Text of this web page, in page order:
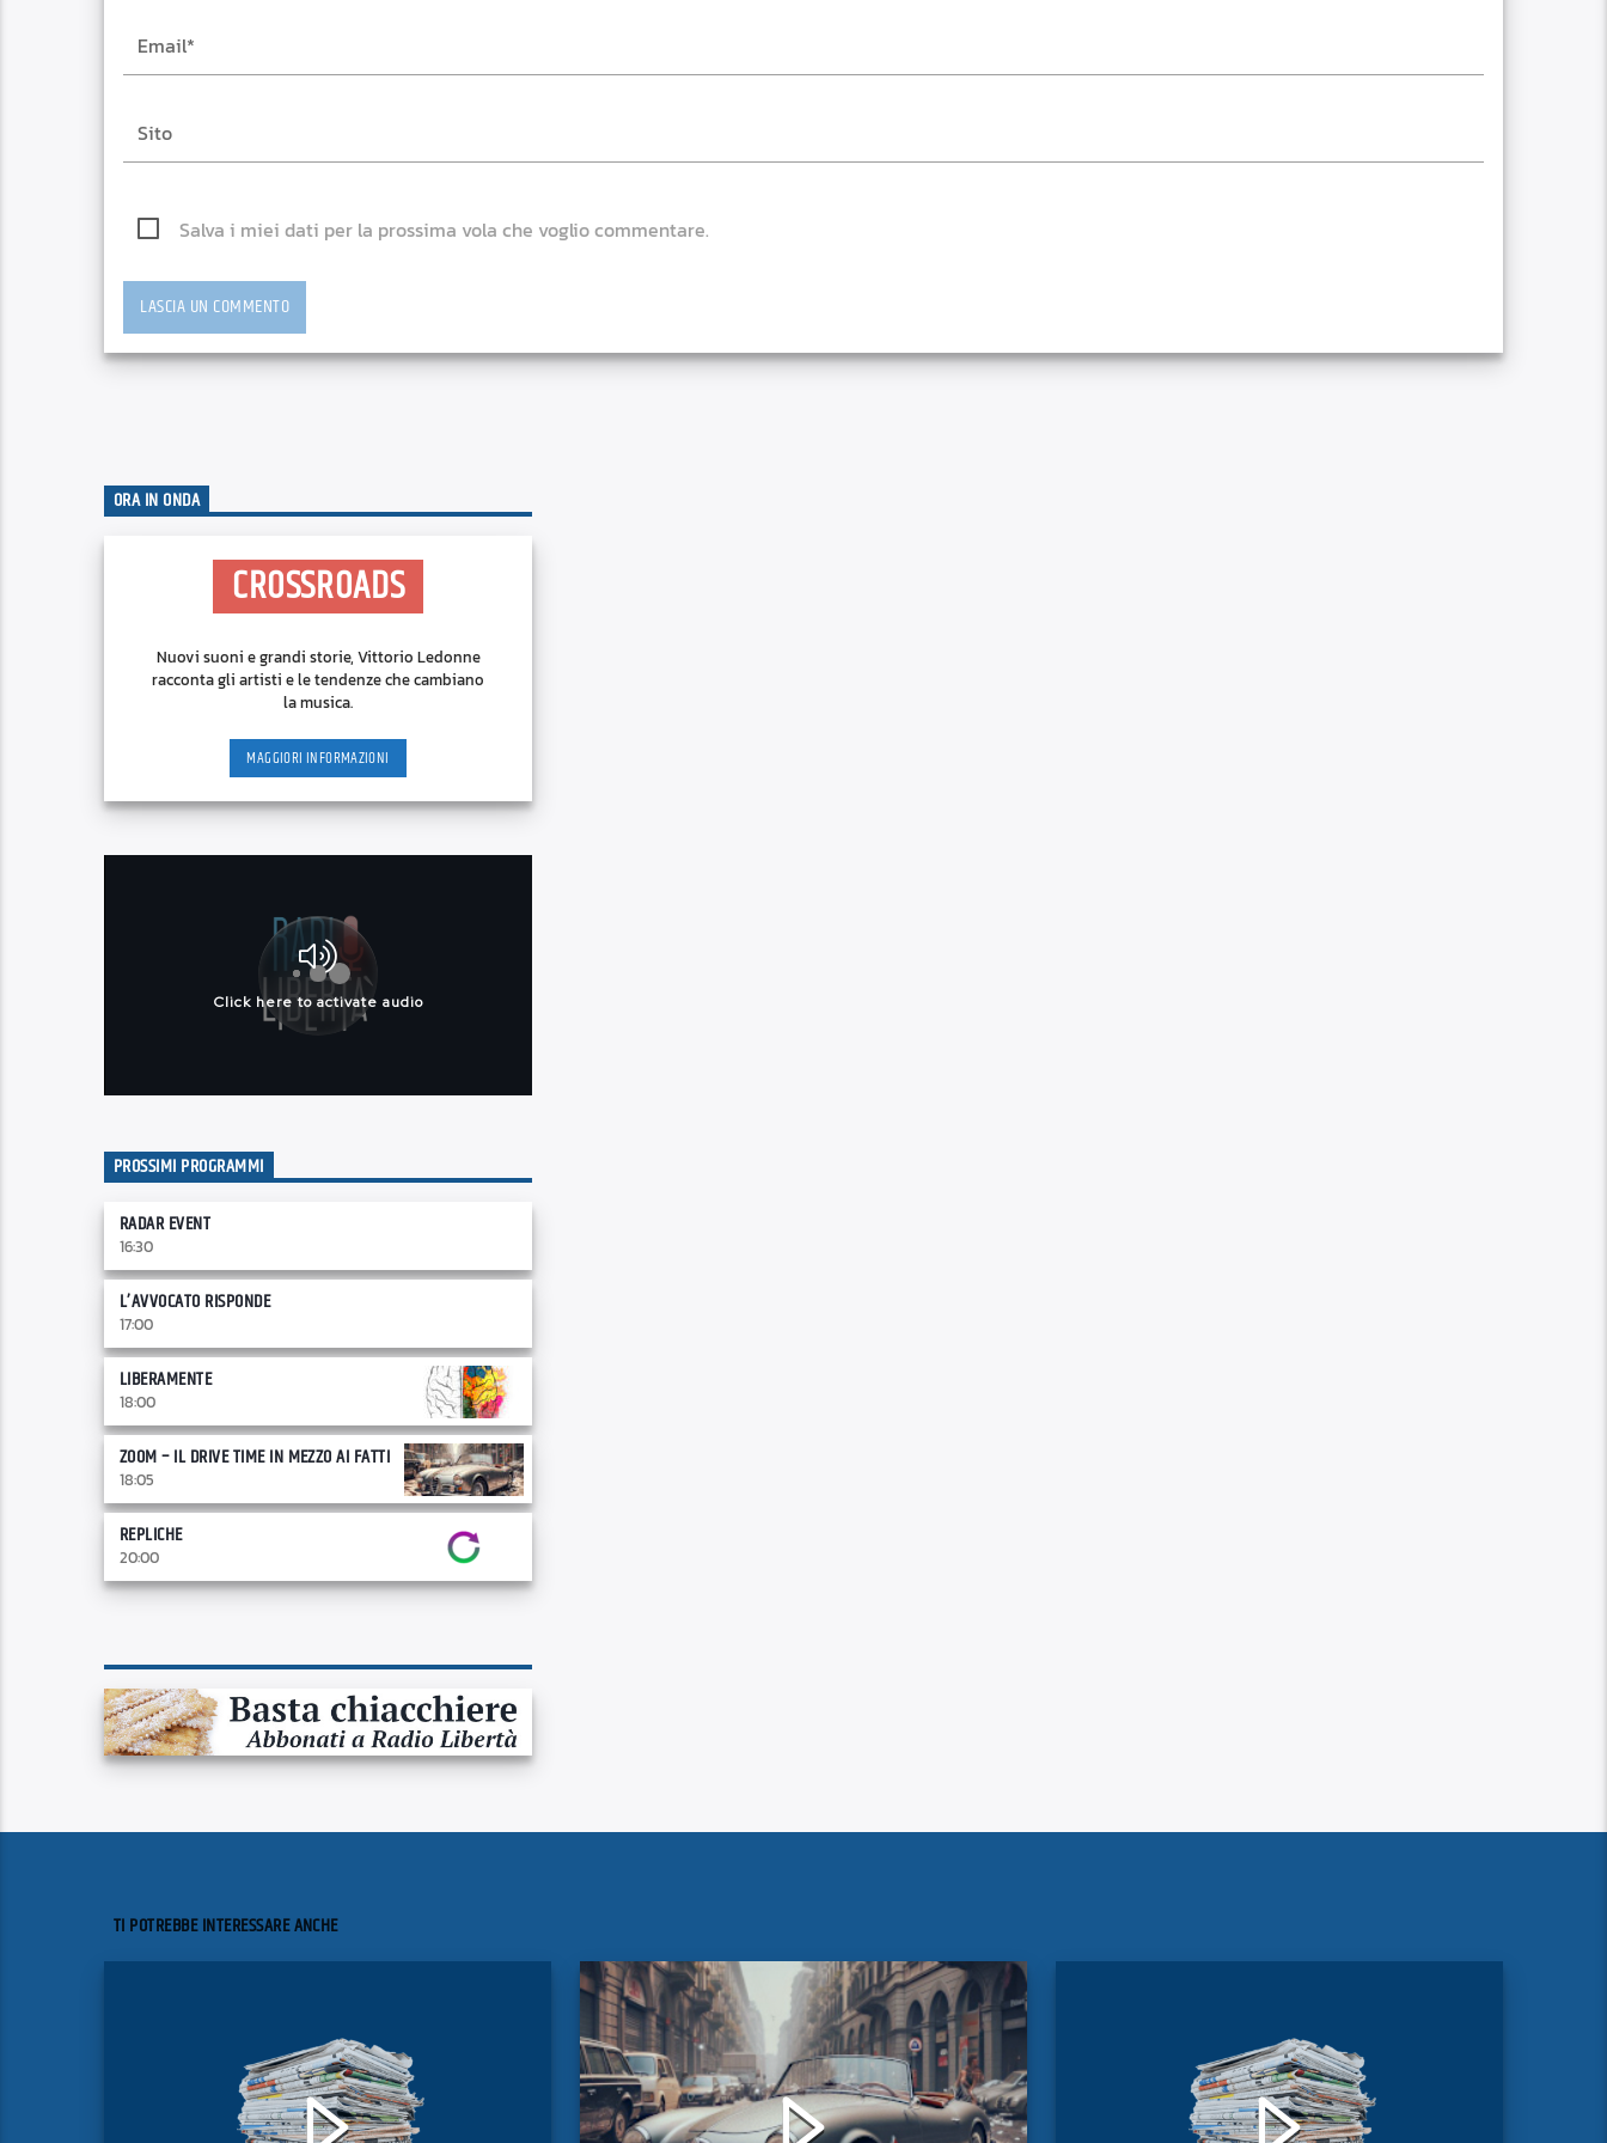
Salva i miei dati per la prossima vola che voglio commentare.
ORA IN ONDA
CROSSROADS
Nuovi suoni e grandi storie, Vittorio Ledonne
racconta gli artisti e le tendenze che cambiano
la musica.
MAGGIORI INFORMAZIONI
PROSSIMI PROGRAMMI
RADAR EVENT
16:30
L’AVVOCATO RISPONDE
17:00
LIBERAMENTE
18:00
ZOOM – IL DRIVE TIME IN MEZZO AI FATTI
18:05
REPLICHE
20:00
TI POTREBBE INTERESSARE ANCHE